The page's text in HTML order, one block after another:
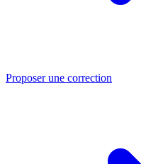
Proposer une correction